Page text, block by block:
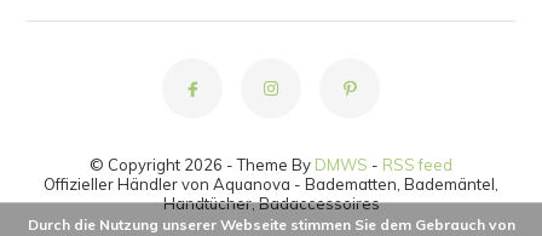
© Copyright 2026 - Theme By DMWS - RSS feed
Offizieller Händler von Aquanova - Badematten, Bademäntel,
Handtücher, Badaccessoires
Durch die Nutzung unserer Webseite stimmen Sie dem Gebrauch von